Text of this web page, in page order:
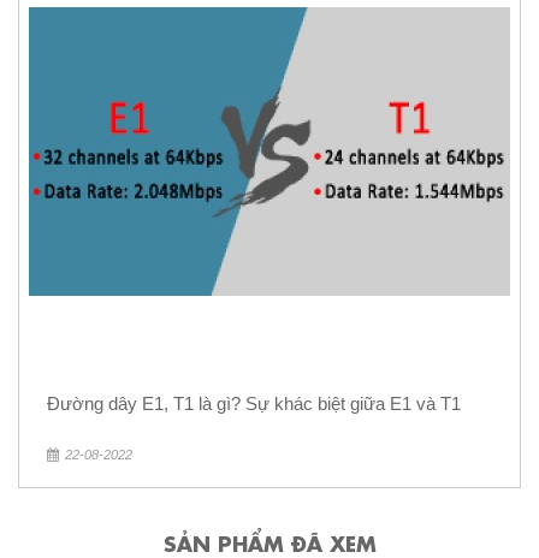
Đường dây E1, T1 là gì? Sự khác biệt giữa E1 và T1
22-08-2022
SẢN PHẨM ĐÃ XEM